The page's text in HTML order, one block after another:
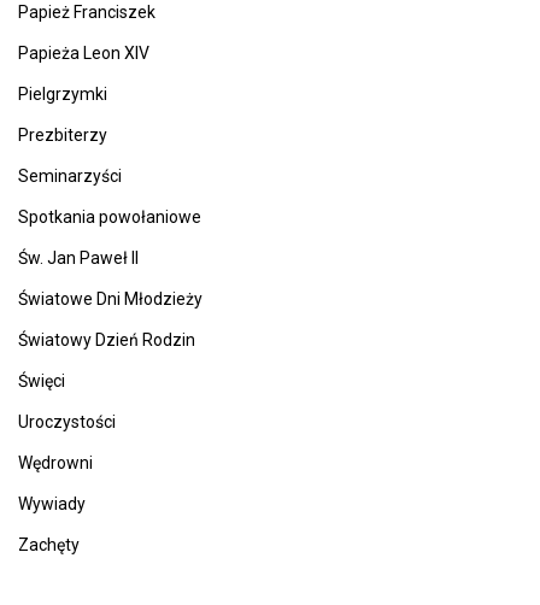
Papież Franciszek
Papieża Leon XIV
Pielgrzymki
Prezbiterzy
Seminarzyści
Spotkania powołaniowe
Św. Jan Paweł II
Światowe Dni Młodzieży
Światowy Dzień Rodzin
Święci
Uroczystości
Wędrowni
Wywiady
Zachęty